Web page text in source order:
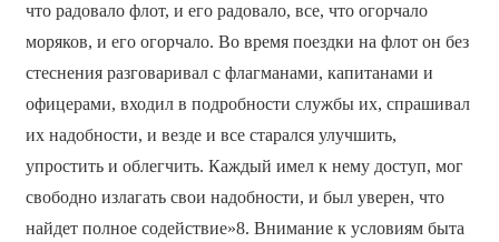
что радовало флот, и его радовало, все, что огорчало
моряков, и его огорчало. Во время поездки на флот он без
стеснения разговаривал с флагманами, капитанами и
офицерами, входил в подробности службы их, спрашивал
их надобности, и везде и все старался улучшить,
упростить и облегчить. Каждый имел к нему доступ, мог
свободно излагать свои надобности, и был уверен, что
найдет полное содействие»8. Внимание к условиям быта